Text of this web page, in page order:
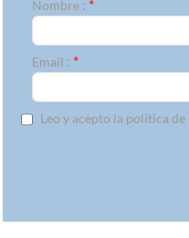
Nombre : *
Email : *
Leo y acepto la política